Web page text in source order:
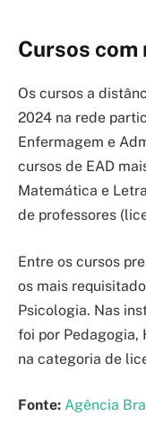
Cursos
Os cursos a
2024 na rede
Enfermagem e
cursos de EAD
Matemática e
de professores
Entre os cursos
os mais
Psicologia. Nas
foi por Pedagogia,
na categoria de
Fonte: Agência